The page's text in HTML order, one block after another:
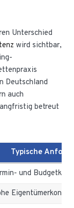
Unterschied
wird sichtbar,
Deutschland
auch
betreut
Typische
und